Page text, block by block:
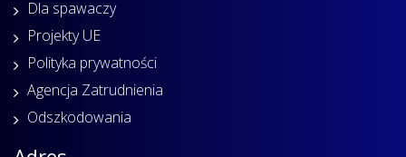
Dla spawaczy
Projekty UE
Polityka prywatności
Agencja Zatrudnienia
Odszkodowania